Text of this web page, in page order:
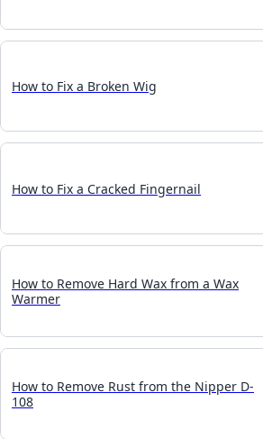
How to Fix a Broken Wig
How to Fix a Cracked Fingernail
How to Remove Hard Wax from a Wax
Warmer
How to Remove Rust from the Nipper D-
108